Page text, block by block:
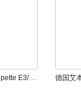
德国艾本德Eppendorf Multipette E3/Multipette E3x电动分液器